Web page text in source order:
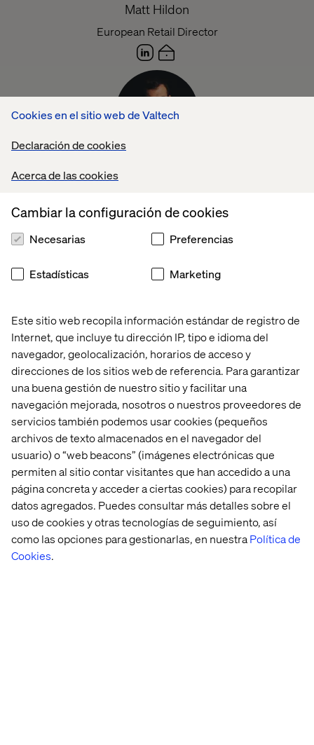
Cookies en el sitio web de Valtech
Declaración de cookies
Acerca de las cookies
Este sitio web recopila información estándar de registro de
Internet, que incluye tu dirección IP, tipo e idioma del
navegador, geolocalización, horarios de acceso y
direcciones de los sitios web de referencia. Para garantizar
una buena gestión de nuestro sitio y facilitar una
navegación mejorada, nosotros o nuestros proveedores de
servicios también podemos usar cookies (pequeños
archivos de texto almacenados en el navegador del
usuario) o “web beacons” (imágenes electrónicas que
permiten al sitio contar visitantes que han accedido a una
página concreta y acceder a ciertas cookies) para recopilar
datos agregados. Puedes consultar más detalles sobre el
uso de cookies y otras tecnologías de seguimiento, así
como las opciones para gestionarlas, en nuestraPolítica de
Cookies.
Cambiar la configuración de cookies
Necesarias Preferencias
Estadísticas Marketing
Matt Hildon
European Retail Director
Director de Estrategia en Valtech Francia
Kiran Tanna-White
Client Partner, Valtech
Michael Kelk
Client Lead, Valtech